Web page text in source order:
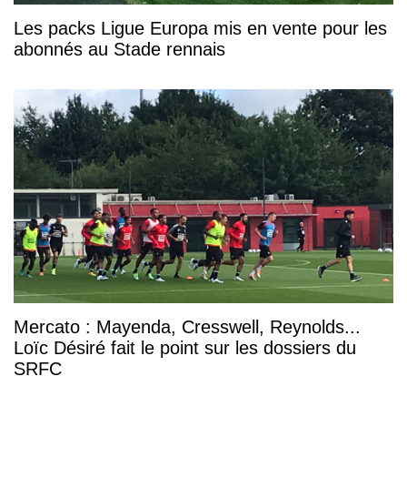
Les packs Ligue Europa mis en vente pour les
abonnés au Stade rennais
Mercato : Mayenda, Cresswell, Reynolds...
Loïc Désiré fait le point sur les dossiers du
SRFC